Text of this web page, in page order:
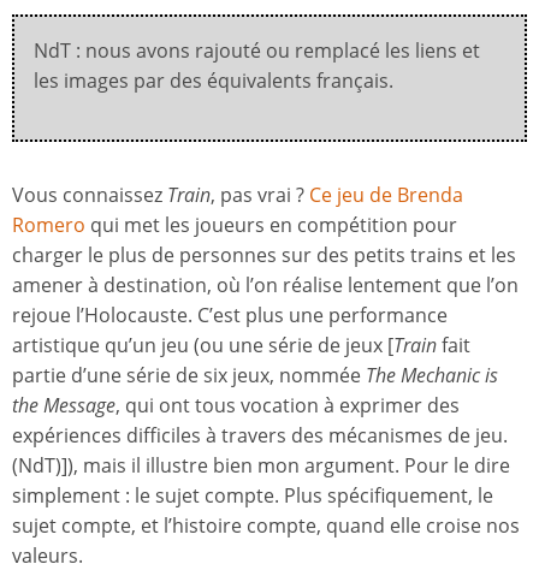
NdT : nous avons rajouté ou remplacé les liens et
les images par des équivalents français.
Vous connaissez Train, pas vrai ? Ce jeu de Brenda
Romero qui met les joueurs en compétition pour
charger le plus de personnes sur des petits trains et les
amener à destination, où l’on réalise lentement que l’on
rejoue l’Holocauste. C’est plus une performance
artistique qu’un jeu (ou une série de jeux [Trainfait
partie d’une série de six jeux, nommée The Mechanic is
the Message, qui ont tous vocation à exprimer des
expériences difficiles à travers des mécanismes de jeu.
(NdT)]), mais il illustre bien mon argument. Pour le dire
simplement : le sujet compte. Plus spécifiquement, le
sujet compte, et l’histoire compte, quand elle croise nos
valeurs.